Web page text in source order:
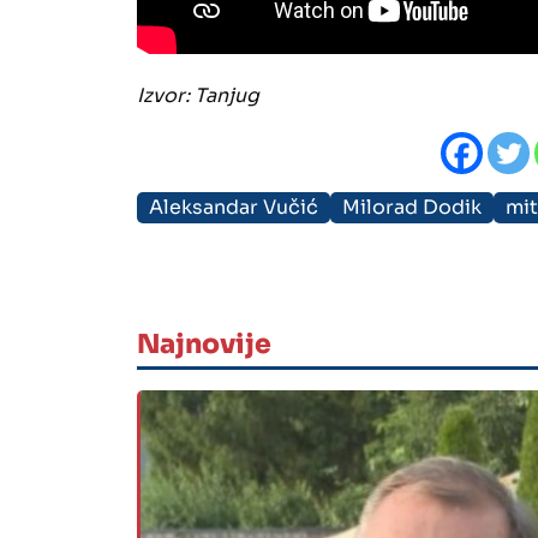
Izvor: Tanjug
Aleksandar Vučić Milorad Dodik
Najnovije